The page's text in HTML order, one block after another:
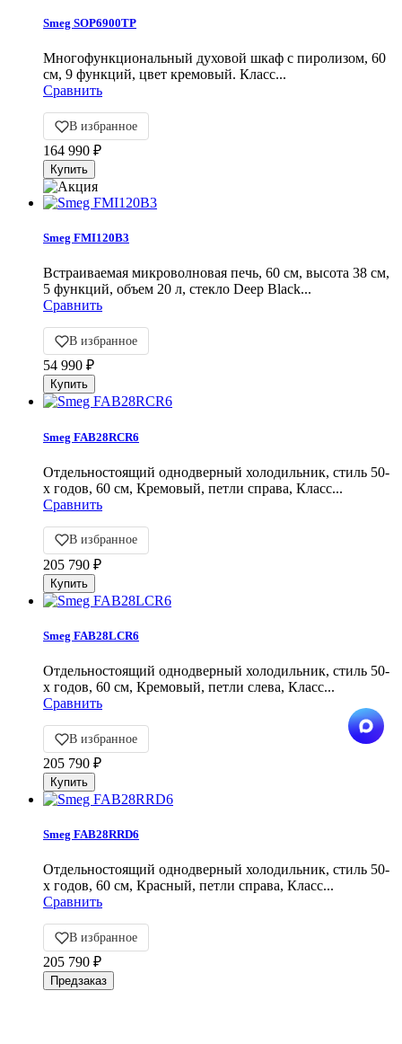
Smeg SOP6900TP
Многофункциональный духовой шкаф c пиролизом, 60
см, 9 функций, цвет кремовый. Класс...
Сравнить
В избранное
164 990 ₽
Smeg FMI120B3
Встраиваемая микроволновая печь, 60 см, высота 38 см,
5 функций, объем 20 л, стекло Deep Black...
Сравнить
В избранное
54 990 ₽
Smeg FAB28RCR6
Отдельностоящий однодверный холодильник, стиль 50-
х годов, 60 см, Кремовый, петли справа, Класс...
Сравнить
В избранное
205 790 ₽
Smeg FAB28LCR6
Отдельностоящий однодверный холодильник, стиль 50-
х годов, 60 см, Кремовый, петли слева, Класс...
Сравнить
В избранное
205 790 ₽
Smeg FAB28RRD6
Отдельностоящий однодверный холодильник, стиль 50-
х годов, 60 см, Красный, петли справа, Класс...
Сравнить
В избранное
205 790 ₽